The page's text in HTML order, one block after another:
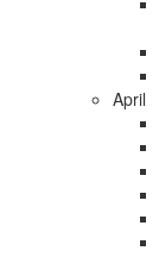
April